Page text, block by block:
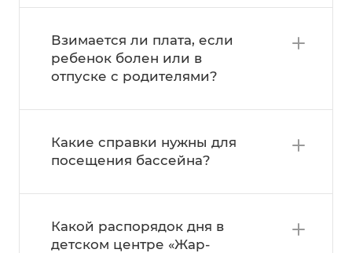
Взимается ли плата, если
ребенок болен или в
отпуске с родителями?
Какие справки нужны для
посещения бассейна?
Какой распорядок дня в
детском центре «Жар-